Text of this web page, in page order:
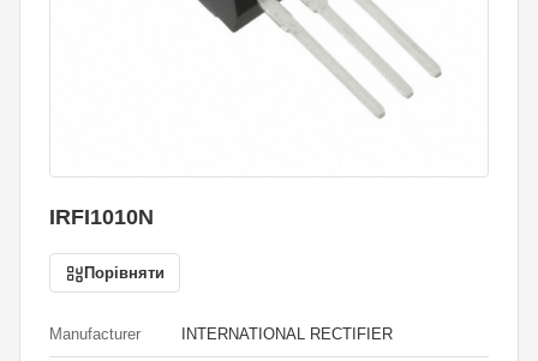
IRFI1010N
Порівняти
Manufacturer INTERNATIONAL RECTIFIER